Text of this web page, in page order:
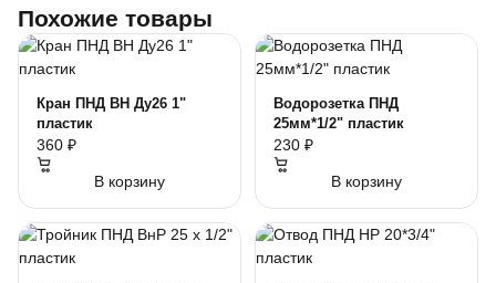
Похожие товары
Кран ПНД ВН Ду26 1"
пластик
360 ₽
В корзину
Водорозетка ПНД
25мм*1/2" пластик
230 ₽
В корзину